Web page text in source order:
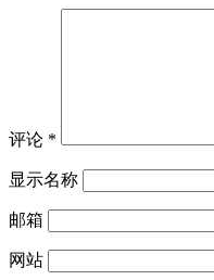
评论 *
显示名称
邮箱
网站